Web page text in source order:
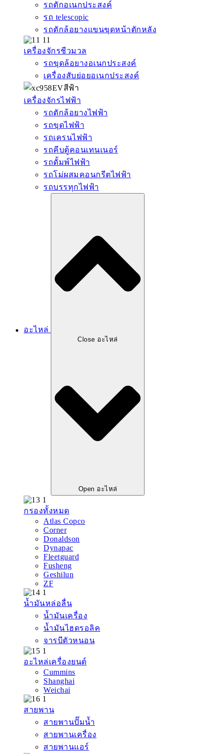
รถตักอเนกประสงค์
รถ telescopic
รถตักล้อยางแขนขุดหน้าตักหลัง
เครื่องจักรชีวมวล
รถขุดล้อยางอเนกประสงค์
เครื่องสับย่อยอเนกประสงค์
เครื่องจักรไฟฟ้า
รถตักล้อยางไฟฟ้า
รถขุดไฟฟ้า
รถเครนไฟฟ้า
รถคีบตู้คอนเทนเนอร์
รถดั้มพ์ไฟฟ้า
รถโม่ผสมคอนกรีตไฟฟ้า
รถบรรทุกไฟฟ้า
อะไหล่
Close อะไหล่
Open อะไหล่
กรองทั้งหมด
Atlas Copco
Corner
Donaldson
Dynapac
Fleetguard
Fusheng
Geshilun
ZF
น้ำมันหล่อลื่น
น้ำมันเครื่อง
น้ำมันไฮดรอลิค
จารบีตัวหนอน
อะไหล่เครื่องยนต์
Cummins
Shanghai
Weichai
สายพาน
สายพานปั๊มน้ำ
สายพานเครื่อง
สายพานแอร์